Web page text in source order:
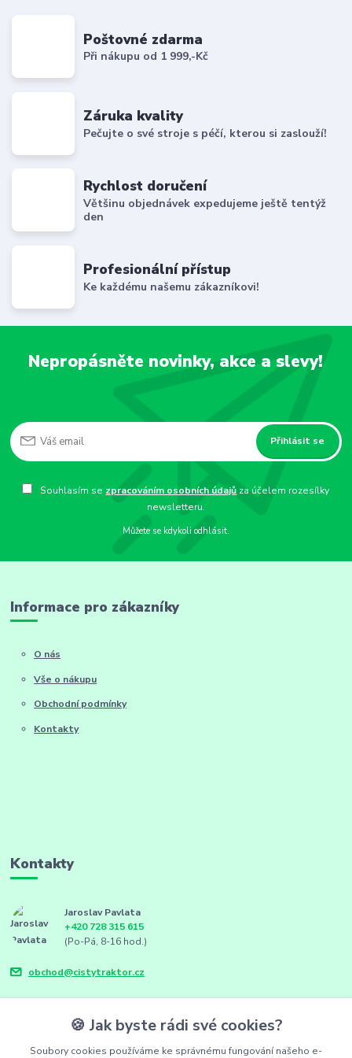
Poštovné zdarma
Při nákupu od 1 999,-Kč
Záruka kvality
Pečujte o své stroje s péčí, kterou si zaslouží!
Rychlost doručení
Většinu objednávek expedujeme ještě tentýž
den
Profesionální přístup
Ke každému našemu zákazníkovi!
Nepropásněte novinky, akce a slevy!
Přihlásit se
Souhlasím se zpracováním osobních údajů za účelem rozesílky
newsletteru.
Můžete se kdykoli odhlásit.
Informace pro zákazníky
O nás
Vše o nákupu
Obchodní podmínky
Kontakty
Kontakty
Jaroslav Pavlata
+420 728 315 615
(Po-Pá, 8-16 hod.)
obchod@cistytraktor.cz
🍪 Jak byste rádi své cookies?
Soubory cookies používáme ke správnému fungování našeho e-